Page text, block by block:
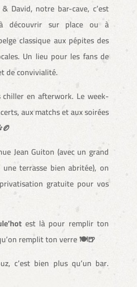
David, notre bar-cave, c’est
découvrir sur place ou à
classique aux pépites des
Un lieu pour les fans de
de convivialité.
chiller en afterwork. Le week-
aux matchs et aux soirées
Jean Guiton (avec un grand
terrasse bien abritée), on
gratuite pour vos
est là pour remplir ton
remplit ton verre 🍽🍺
c’est bien plus qu’un bar.